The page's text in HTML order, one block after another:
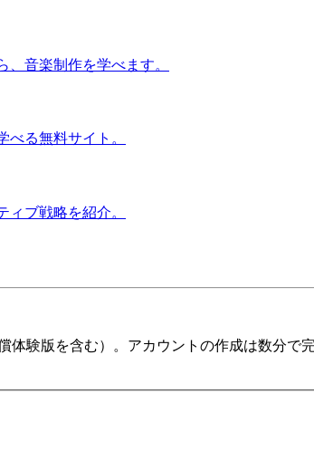
音楽制作を学べます。
る無料サイト。
ブ戦略を紹介。
験版を含む）。アカウントの作成は数分